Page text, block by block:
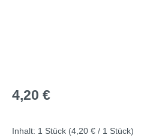
Regulärer Preis:
4,20 €
Inhalt: 1 Stück (4,20 € / 1 Stück)